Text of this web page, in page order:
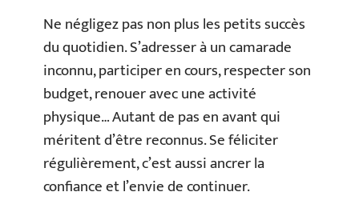
Ne négligez pas non plus les petits succès
du quotidien. S’adresser à un camarade
inconnu, participer en cours, respecter son
budget, renouer avec une activité
physique… Autant de pas en avant qui
méritent d’être reconnus. Se féliciter
régulièrement, c’est aussi ancrer la
confiance et l’envie de continuer.